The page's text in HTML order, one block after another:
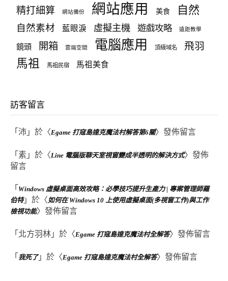
精打細算 網站備份 網站應用 美食 自然
自然素材 藍眼淚 虛擬主機 遊戲攻略 遠距教學
鏡頭 開箱 雲端空間 電腦應用 頂級域名 飛羽
馬祖 馬祖民宿 馬祖美食
訪客留言
「 沛 」於〈Egame 打寇島達克魔法村解答第6關〉發佈留言
「 素 」於〈Line 電腦版聊天室視窗變成半透明的解決方式〉發佈
留言
「 Windows 虛擬桌面高效攻略：必學技巧提升生產力 | 專案管理師羅
伯特」於〈 如何在 Windows 10 上使用虛擬桌面(多視窗工作)與工作
檢視功能〉發佈留言
「 北方羽林 」於〈Egame 打寇島達克魔法村全解答〉發佈留言
「 我死了」於〈Egame 打寇島達克魔法村全解答〉發佈留言